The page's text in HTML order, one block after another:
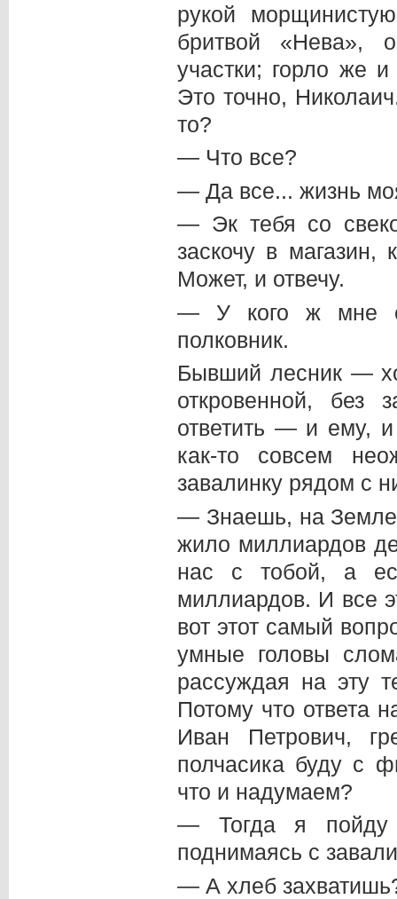
рукой
бритвой «Нева»,
участки; горло же
Это точно,
то?
— Что все?
— Да все... жизнь
— Эк тебя со
заскочу в магазин,
Может, и отвечу.
— У кого ж мне
полковник.
Бывший лесник —
откровенной, без
ответить — и ему,
как-то совсем
завалинку рядом с
— Знаешь, на
жило миллиардов
нас с тобой, а
миллиардов. И все
вот этот самый
умные головы
рассуждая на эту
Потому что ответа
Иван Петрович,
полчасика буду с
что и надумаем?
— Тогда я пойду
поднимаясь с
— А хлеб